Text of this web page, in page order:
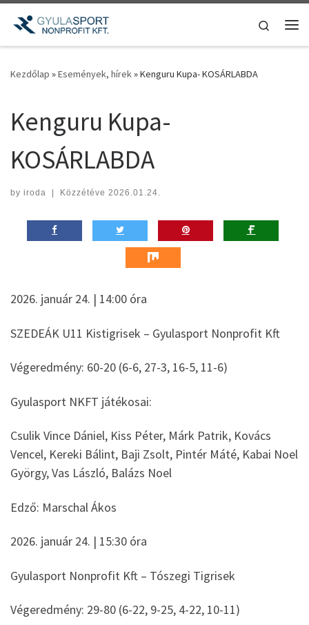
Teljes tartalom megjelenítése
Search
Kezdőlap »Események, hírek»Kenguru Kupa- KOSÁRLABDA
Kenguru Kupa-
KOSÁRLABDA
by iroda | Közzétéve 2026.01.24.
2026. január 24. | 14:00 óra
SZEDEÁK U11 Kistigrisek – Gyulasport Nonprofit Kft
Végeredmény: 60-20 (6-6, 27-3, 16-5, 11-6)
Gyulasport NKFT játékosai:
Csulik Vince Dániel, Kiss Péter, Márk Patrik, Kovács
Vencel, Kereki Bálint, Baji Zsolt, Pintér Máté, Kabai Noel
György, Vas László, Balázs Noel
Edző: Marschal Ákos
2026. január 24. | 15:30 óra
Gyulasport Nonprofit Kft – Tószegi Tigrisek
Végeredmény: 29-80 (6-22, 9-25, 4-22, 10-11)